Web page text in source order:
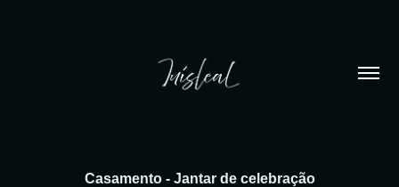
Casamento - Jantar de celebração